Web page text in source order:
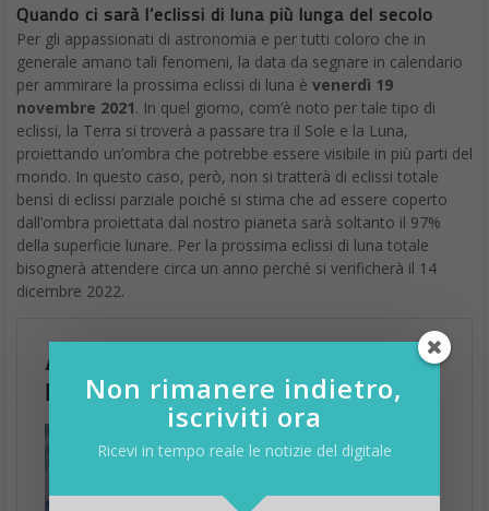
Quando ci sarà l’eclissi di luna più lunga del secolo
Per gli appassionati di astronomia e per tutti coloro che in
generale amano tali fenomeni, la data da segnare in calendario
per ammirare la prossima eclissi di luna è venerdì 19
novembre 2021. In quel giorno, com’è noto per tale tipo di
eclissi, la Terra si troverà a passare tra il Sole e la Luna,
proiettando un’ombra che potrebbe essere visibile in più parti del
mondo. In questo caso, però, non si tratterà di eclissi totale
bensì di eclissi parziale poiché si stima che ad essere coperto
dall’ombra proiettata dal nostro pianeta sarà soltanto il 97%
della superficie lunare. Per la prossima eclissi di luna totale
bisognerà attendere circa un anno perché si verificherà il 14
dicembre 2022.
Non rimanere indietro,
iscriviti ora
Ricevi in tempo reale le notizie del digitale